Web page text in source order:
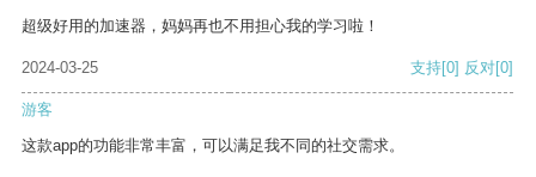
超级好用的加速器，妈妈再也不用担心我的学习啦！
2024-03-25 支持[0] 反对[0]
游客
这款app的功能非常丰富，可以满足我不同的社交需求。